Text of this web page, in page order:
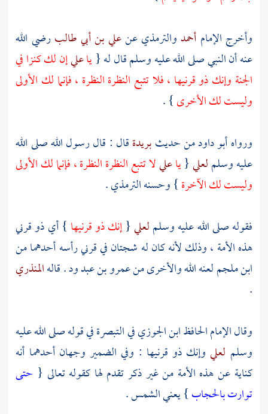
وأخرج الإمام أحمدوالترمذيعنعلي بن أبي طالبرضي الله
عنه أن النبي صلى الله عليه وسلم قال له {ياعليإن لك كنزا في
الجنة وإنك ذو قرنيها ، فلا تتبع النظرة النظرة ، فإنما لك الأولى
وليست لك الأخرى} .
ورواهأبو داودمن حديثبريدةقال : قال رسول الله صلى الله
عليه وسلملعلي{ياعليلا تتبع النظرة النظرة ، فإنما لك الأولى
وليست لك الآخرة} وحسنهالترمذي.
فقوله صلى الله عليه وسلملعلي{إنك ذو قرنيها } أي ذو قرني
هذه الأمة ، وذلك لأنه كان له شجتان في قرني رأسه أحدهما من
ابن ملجملعنه الله والأخرى منعمرو بن عبد ود. قالهالمنذري
.
وقال الإمامالحافظ ابن الجوزيفي التبصرة في قوله صلى الله عليه
وسلم لعلي وإنك ذو قرنيها : وفي الضمير وجهان أحدهما أنه
كناية عن هذه الأمة من غير ذكر تقدم لها كقوله تعالى { حتى
توارت بالحجاب} يعني الشمس .